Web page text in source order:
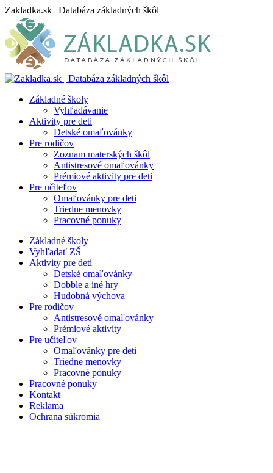
Skip
content
Zakladka.sk | Databáza základných škôl
Základné školy
Vyhľadávanie
Aktivity pre deti
Detské omaľovánky
Pre rodičov
Zoznam materských škôl
Antistresové omaľovánky
Prémiové aktivity pre deti
Pre učiteľov
Omaľovánky pre deti
Triedne menovky
Pracovné ponuky
Základné školy
Vyhľadať ZŠ
Aktivity pre deti
Detské omaľovánky
Dobble a iné hry
Hudobná výchova
Pre rodičov
Antistresové omaľovánky
Prémiové aktivity
Pre učiteľov
Omaľovánky pre deti
Triedne menovky
Pracovné ponuky
Pracovné ponuky
Kontakt
Reklama
Ochrana súkromia